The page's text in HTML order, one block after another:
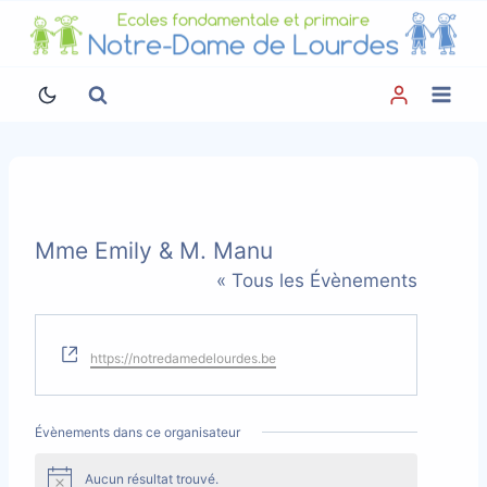
Aller
Mme Emily & M. Manu
« Tous les Évènements
Site
web
https://notredamedelourdes.be
Évènements dans ce organisateur
Aucun résultat trouvé.